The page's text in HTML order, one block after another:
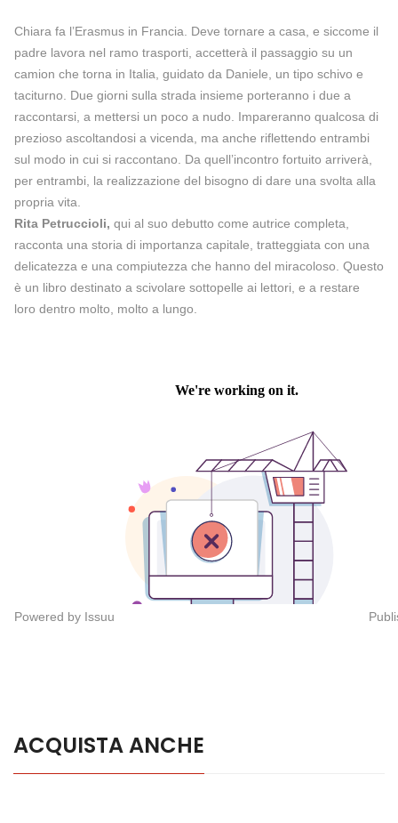
Chiara fa l’Erasmus in Francia. Deve tornare a casa, e siccome il
padre lavora nel ramo trasporti, accetterà il passaggio su un
camion che torna in Italia, guidato da Daniele, un tipo schivo e
taciturno. Due giorni sulla strada insieme porteranno i due a
raccontarsi, a mettersi un poco a nudo. Impareranno qualcosa di
prezioso ascoltandosi a vicenda, ma anche riflettendo entrambi
sul modo in cui si raccontano. Da quell’incontro fortuito arriverà,
per entrambi, la realizzazione del bisogno di dare una svolta alla
propria vita.
Rita Petruccioli, qui al suo debutto come autrice completa,
racconta una storia di importanza capitale, tratteggiata con una
delicatezza e una compiutezza che hanno del miracoloso. Questo
è un libro destinato a scivolare sottopelle ai lettori, e a restare
loro dentro molto, molto a lungo.
Powered by Issuu
ACQUISTA ANCHE